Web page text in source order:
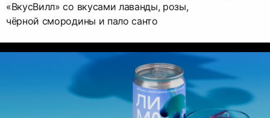
«ВкусВилл» со вкусами лаванды, розы,
чёрной смородины и пало санто